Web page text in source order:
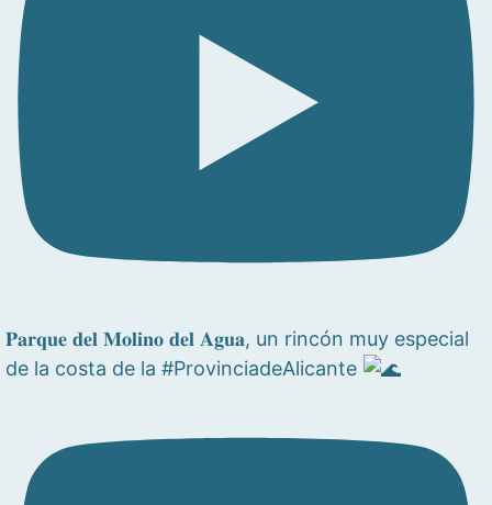
𝐏𝐚𝐫𝐪𝐮𝐞 𝐝𝐞𝐥 𝐌𝐨𝐥𝐢𝐧𝐨 𝐝𝐞𝐥 𝐀𝐠𝐮𝐚, un rincón muy especial
de la costa de la #ProvinciadeAlicante